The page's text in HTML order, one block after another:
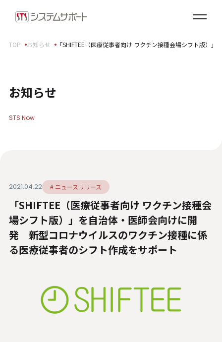
ソリューション・プロダクト
企業情報
拠点案内
SDGsへの取り組み
健康経営宣言
ダイバーシティ・エクイティ＆インクルージョン
人材関連データ・社外からの評価
採用情報
ビジネスパートナーの皆様へ
TOP お知らせ 「SHIFTEE（医療従事者向け ワクチン接種会場シフト版
お知らせ
STS Now
2021.04.22 # ニュースリリース
「SHIFTEE（医療従事者向け ワクチン接種会
場シフト版）」を自治体・医師会向けに開
発 新型コロナウイルスのワクチン接種に係
る医療従事者のシフト作成をサポート